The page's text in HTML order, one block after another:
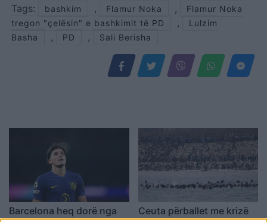
Tags:
bashkim , Flamur Noka ,
Flamur Noka
tregon "çelësin" e bashkimit të PD
,
Lulzim
Basha
, PD , Sali Berisha
Barcelona heq dorë nga
Ceuta përballet me krizë